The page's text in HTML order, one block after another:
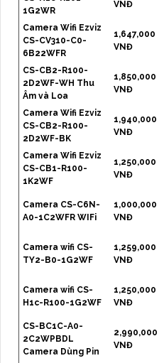
1G2WR
VNĐ
Camera Wifi Ezviz
CS-CV310-C0-
6B22WFR
1,647,000
VNĐ
CS-CB2-R100-
2D2WF-WH Thu
Âm và Loa
1,850,000
VNĐ
Camera Wifi Ezviz
CS-CB2-R100-
2D2WF-BK
1,940,000
VNĐ
Camera Wifi Ezviz
CS-CB1-R100-
1K2WF
1,250,000
VNĐ
Camera CS-C6N-
A0-1C2WFR WIFi
1,000,000
VNĐ
Camera wifi CS-
TY2-B0-1G2WF
1,259,000
VNĐ
Camera wifi CS-
H1c-R100-1G2WF
1,250,000
VNĐ
CS-BC1C-A0-
2C2WPBDL
Camera Dùng Pin
2,990,000
VNĐ